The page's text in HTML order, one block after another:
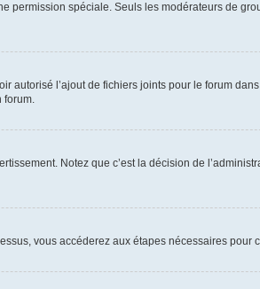
permission spéciale. Seuls les modérateurs de
autorisé l’ajout de fichiers joints pour le forum
forum.
Notez que c’est la décision de
vous accéderez aux étapes nécessaires pour